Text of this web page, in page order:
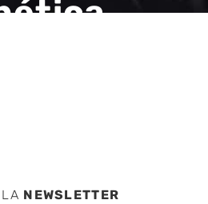
NEWSLETTER